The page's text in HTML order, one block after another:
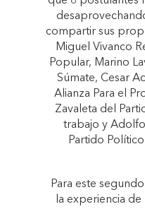
compartir sus
Miguel Vivanco
Popular, Marino
Súmate, Cesar
Alianza Para el
Zavaleta del
trabajo y
Partido
Para este
la experiencia de